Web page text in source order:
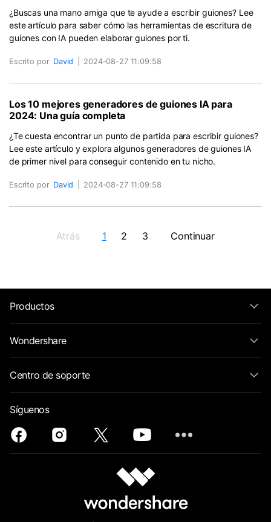
¿Buscas una mano amiga que te ayude a escribir guiones? Lee
este artículo para saber cómo las herramientas de escritura de
guiones con IA pueden elaborar guiones por ti.
Escrito por David 2024-08-27 11:09:58
Los 10 mejores generadores de guiones IA para
2024: Una guía completa
¿Te cuesta encontrar un punto de partida para escribir guiones?
Lee este artículo y explora algunos generadores de guiones IA
de primer nivel para conseguir contenido en tu nicho.
Escrito por David 2024-08-27 11:09:58
Atrás 1 2 3 Continuar
Productos
Wondershare
Centro de soporte
Síguenos